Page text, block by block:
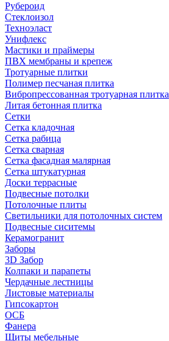
Рубероид
Стеклоизол
Техноэласт
Унифлекс
Мастики и праймеры
ПВХ мембраны и крепеж
Тротуарные плитки
Полимер песчаная плитка
Вибропрессованная тротуарная плитка
Литая бетонная плитка
Сетки
Сетка кладочная
Сетка рабица
Сетка сварная
Сетка фасадная малярная
Сетка штукатурная
Доски террасные
Подвесные потолки
Потолочные плиты
Светильники для потолочных систем
Подвесные сиситемы
Керамогранит
Заборы
3D Забор
Колпаки и парапеты
Чердачные лестницы
Листовые материалы
Гипсокартон
ОСБ
Фанера
Щиты мебельные